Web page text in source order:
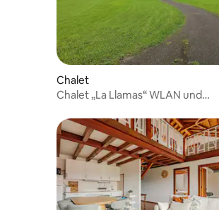
Chalet
Chalet „La Llamas“ WLAN und